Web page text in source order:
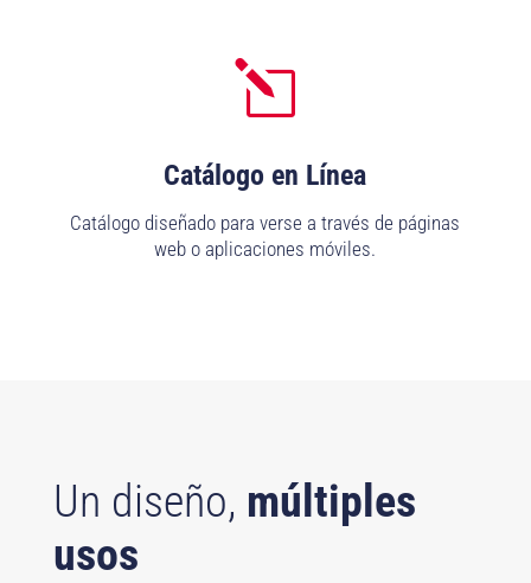
l
Catálogo en Línea
Catálogo diseñado para verse a través de páginas
web o aplicaciones móviles.
Un diseño, múltiples
usos